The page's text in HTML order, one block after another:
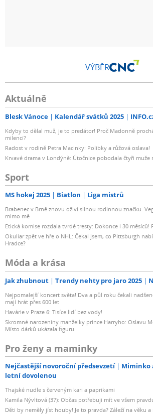
VÝBĚR
Aktuálně
Blesk Vánoce Kalendář svátků 2025
Kdyby to dělal muž, je to predátor! Proč Madonně
milenci?
Radost v rodině Petra Macinky: Polibky a růžová oslava!
Krvavé drama v Londýně: Útočnice pobodala čtyři muže
Sport
MS hokej 2025 Biatlon Liga mistrů
Brabenec v Brně znovu oživí silnou rodinnou značku.
mimo mě
Etická komise rozdala tvrdé tresty: Dokonce i 30 měsíců!
Okuliar zpět ve hře o NHL: Čekal jsem, co Pittsburgh
Hradce?
Móda a krása
Jak zhubnout Trendy nehty pro jaro 2025
Nejpomalejší koncert světa! Dva a půl roku čekali
mají hrát přes 600 let
Havárie v Praze 6: Tisíce lidí bez vody!
Skromné narozeniny manželky prince Harryho: Oslavu
Místo dárků ukázala figuru
Pro ženy a maminky
Nejčastější novoroční předsevzetí Miminko
letní dovolenou
Thajské nudle s červeným kari a paprikami
Kamila Nývltová (37): Občas potřebuji mít ve všem
Děti by neměly jíst houby! Je to pravda? Záleží na věku